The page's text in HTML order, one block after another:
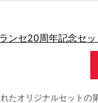
ンセ20周年記念セ
たオリジナルセット